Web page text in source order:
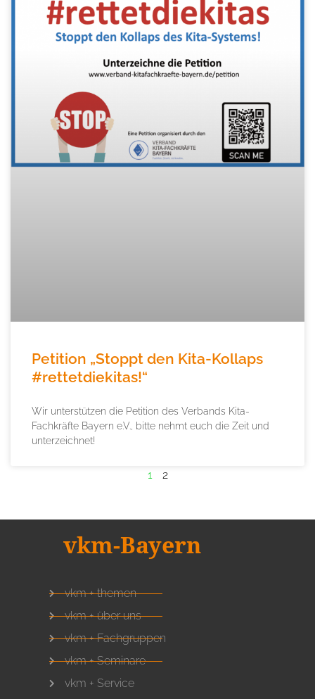
Petition „Stoppt den Kita-Kollaps
#rettetdiekitas!“
Wir unterstützen die Petition des Verbands Kita-
Fachkräfte Bayern e.V., bitte nehmt euch die Zeit und
unterzeichnet!
1 2
vkm-Bayern
vkm + themen
vkm + über uns
vkm + Fachgruppen
vkm + Seminare
vkm + Service